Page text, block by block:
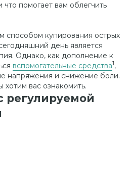
помогает вам облегчить
способом купирования острых
день является
Однако, как дополнение к
вспомогательные средства1,
напряжения и снижение боли.
вас ознакомить.
регулируемой